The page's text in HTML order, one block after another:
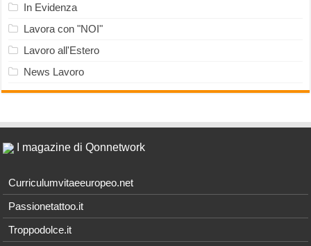
In Evidenza
Lavora con "NOI"
Lavoro all'Estero
News Lavoro
I magazine di Qonnetwork
Curriculumvitaeeuropeo.net
Passionetattoo.it
Troppodolce.it